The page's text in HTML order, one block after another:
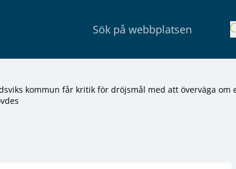
kommun får kritik för dröjsmål med att överväga om